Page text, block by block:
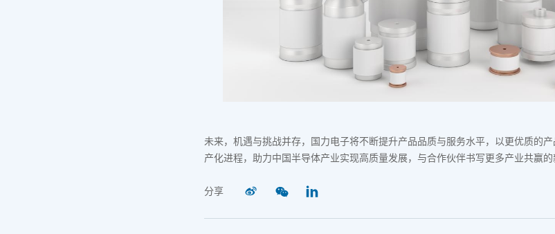
未来，机遇与挑战并存，国力电子将不断提升产品品质与服务水平，以更优质的
产化进程，助力中国半导体产业实现高质量发展，与合作伙伴书写更多产业共赢的
分享